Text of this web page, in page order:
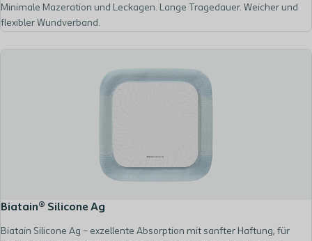
Minimale Mazeration und Leckagen. Lange Tragedauer. Weicher und
flexibler Wundverband.
Biatain® Silicone Ag
Biatain Silicone Ag – exzellente Absorption mit sanfter Haftung, für